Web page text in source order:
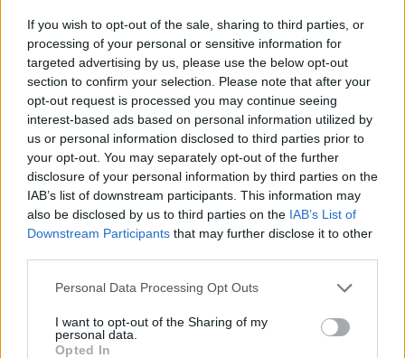
If you wish to opt-out of the sale, sharing to third parties, or
processing of your personal or sensitive information for
targeted advertising by us, please use the below opt-out
section to confirm your selection. Please note that after your
opt-out request is processed you may continue seeing
interest-based ads based on personal information utilized by
us or personal information disclosed to third parties prior to
your opt-out. You may separately opt-out of the further
disclosure of your personal information by third parties on the
IAB’s list of downstream participants. This information may
also be disclosed by us to third parties on the IAB’s List of
Downstream Participants that may further disclose it to other
Personal Data Processing Opt Outs
I want to opt-out of the Sharing of my
personal data.
Opted In
CONDIVIDI QUESTO ARTICOLO:
E-mail LinkedIn Facebook
X Mastodon Telegram
WhatsApp Stampa Altro